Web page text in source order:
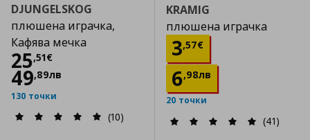
DJUNGELSKOG
плюшена играчка,
Кафява мечка
25,51€
Цена
49,89лв
130 точки
(10)
KRAMIG
плюшена играчка
3,57€
Цена
6,98лв
20 точки
(41)